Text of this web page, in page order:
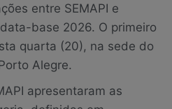
entre SEMAPI e
base 2026. O primeiro
quarta (20), na sede do
Alegre.
apresentaram as